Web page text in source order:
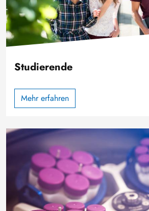
Studierende
Mehr erfahren
Image